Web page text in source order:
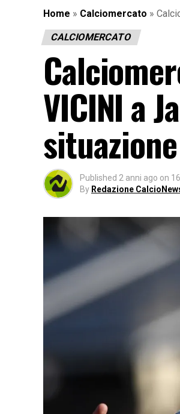
Home » Calciomercato »
CALCIOMERCATO
VICINI a
situazione
Published 2 anni ago on
By Redazione